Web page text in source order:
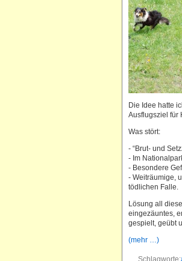
Die Idee hatte
Ausflugsziel für
Was stört:
- “Brut- und
- Im
- Besondere
- Weiträumige,
tödlichen Falle.
Lösung all
eingezäuntes,
gespielt, geübt
(mehr …)
Schlagworte: